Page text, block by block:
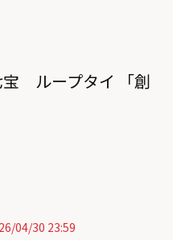
宝 ループタイ 「創
04/30 23:59